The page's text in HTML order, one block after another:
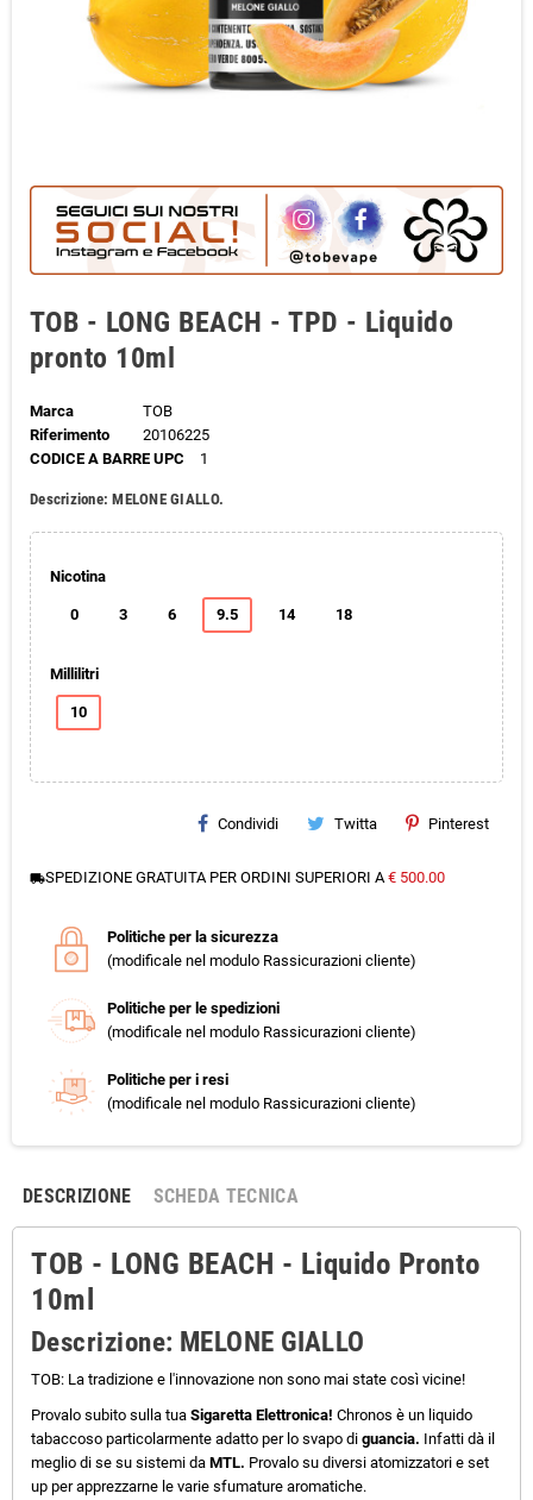
TOB - LONG BEACH - TPD - Liquido
pronto 10ml
Marca
TOB
Riferimento
20106225
CODICE A BARRE UPC
1
Descrizione: MELONE GIALLO.
Nicotina
0 3 6 9.5 14 18
Millilitri
10
Condividi Twitta Pinterest
local_shippingSPEDIZIONE GRATUITA PER ORDINI SUPERIORI A € 500.00
Politiche per la sicurezza
(modificale nel modulo Rassicurazioni cliente)
Politiche per le spedizioni
(modificale nel modulo Rassicurazioni cliente)
Politiche per i resi
(modificale nel modulo Rassicurazioni cliente)
DESCRIZIONE SCHEDA TECNICA
TOB - LONG BEACH - Liquido Pronto
10ml
Descrizione: MELONE GIALLO
TOB: La tradizione e l'innovazione non sono mai state così vicine!
Provalo subito sulla tua Sigaretta Elettronica! Chronos è un liquido
tabaccoso particolarmente adatto per lo svapo di guancia. Infatti dà il
meglio di se su sistemi da MTL. Provalo su diversi atomizzatori e set
up per apprezzarne le varie sfumature aromatiche.